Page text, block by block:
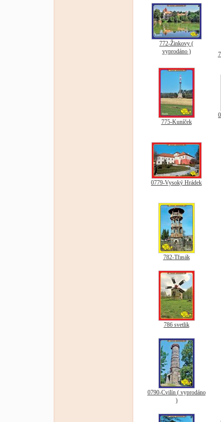
772-Žinkovy (
vyprodáno )
775-Kuníček
0779-Vysoký Hrádek
782-Třasák
786 svetlik
0790-Cvilín ( vyprodáno
)